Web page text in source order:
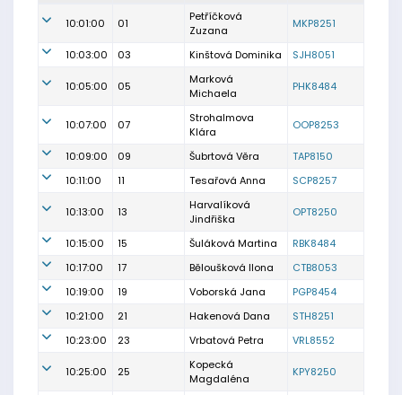
10:01:00 01
Petříčková
Zuzana
MKP8251
10:03:00 03 Kinštová Dominika SJH8051
10:05:00 05
Marková
Michaela
PHK8484
10:07:00 07
Strohalmova
Klára
OOP8253
10:09:00 09 Šubrtová Věra
TAP8150
10:11:00
11 Tesařová Anna SCP8257
10:13:00 13
Harvalíková
Jindřiška
OPT8250
10:15:00 15 Šuláková Martina
RBK8484
10:17:00
17 Běloušková Ilona
CTB8053
10:19:00
19 Voborská Jana
PGP8454
10:21:00
21 Hakenová Dana
STH8251
10:23:00
23 Vrbatová Petra VRL8552
10:25:00 25
Kopecká
Magdaléna
KPY8250